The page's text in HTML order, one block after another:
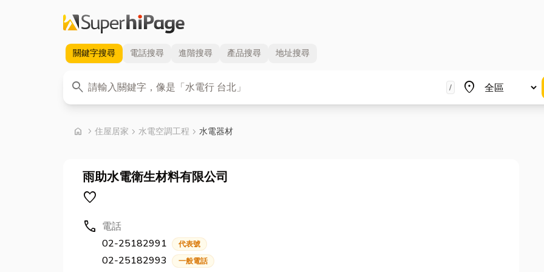
關鍵字搜尋 電話搜尋 進階搜尋 產品搜尋 地址搜尋
search
關鍵字 / place
地區
home chevron_right 首頁
住屋居家 chevron_right 水電空調工程 chevron_right 水電器材
雨助水電衛生材料有限公司
favorite
call 電話
02-25182991
代表號
02-25182993 一般電話